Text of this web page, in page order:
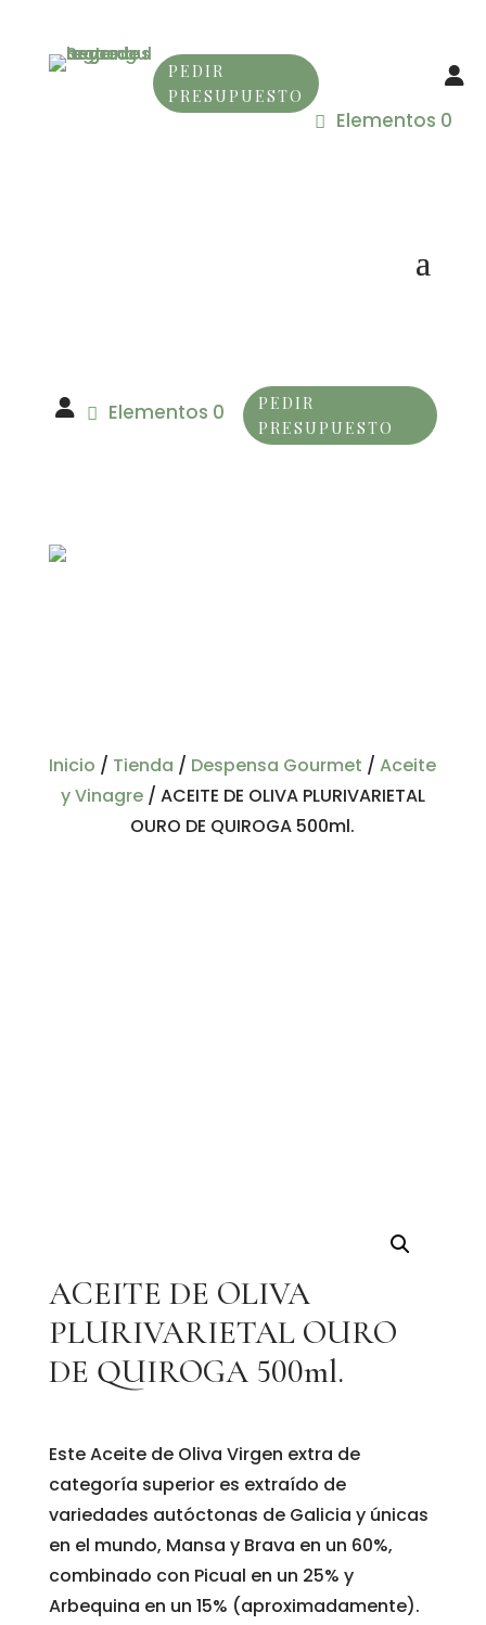
PEDIR
PRESUPUESTO
Elementos 0
Elementos 0
PEDIR
PRESUPUESTO
Inicio / Tienda / Despensa Gourmet /Aceite
y Vinagre/ ACEITE DE OLIVA PLURIVARIETAL
OURO DE QUIROGA 500ml.
ACEITE DE OLIVA
PLURIVARIETAL OURO
DE QUIROGA 500ml.
Este Aceite de Oliva Virgen extra de
categoría superior es extraído de
variedades autóctonas de Galicia y únicas
en el mundo, Mansa y Brava en un 60%,
combinado con Picual en un 25% y
Arbequina en un 15% (aproximadamente).